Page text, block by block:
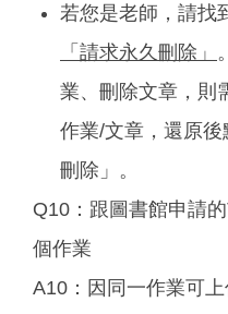
若您是老師，請找
「請求永久刪除」
業、刪除文章，則
作業/文章，還原後
刪除」。
Q10：跟圖書館申請
個作業
A10：因同一作業可